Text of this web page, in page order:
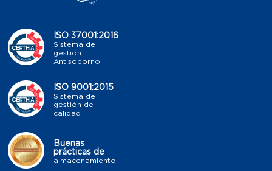
ISO 37001:2016
Sistema de
gestión
Antisoborno
ISO 9001:2015
Sistema de
gestión de
calidad
Buenas
prácticas de
almacenamiento